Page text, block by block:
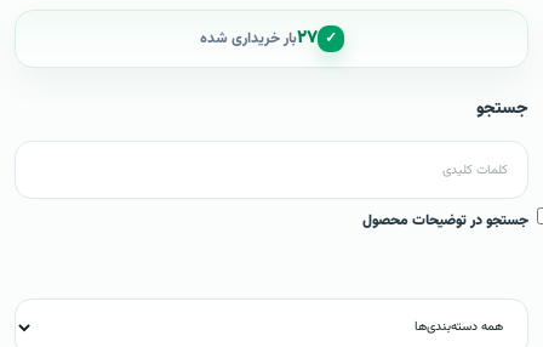
✓ ۲۷بار خریداری شده
جستجو
جستجو در توضیحات محصول